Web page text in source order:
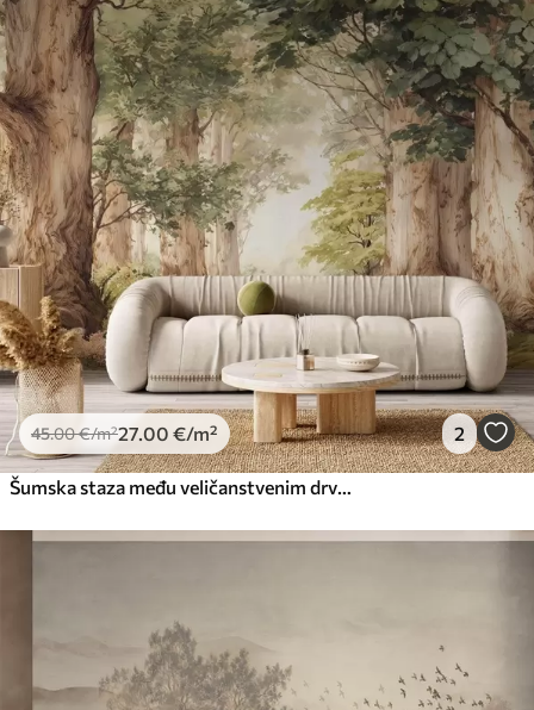
Standard
45 .0027.00€/m²
Premium
56.6734.00 €/m²
Premium vinil
66.6740.00€/m²
Peel and Stick
81.6749.00 /m²
45.00€/m²27 .00 €/m² 2